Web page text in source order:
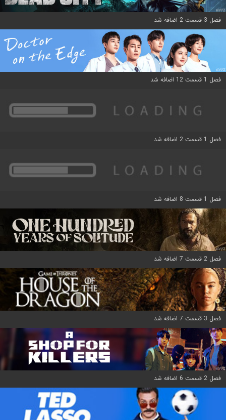
فصل 3 قسمت 2 اضافه شد
فصل 1 قسمت 12 اضافه شد
فصل 1 قسمت 2 اضافه شد
فصل 1 قسمت 8 اضافه شد
فصل 2 قسمت 7 اضافه شد
فصل 3 قسمت 7 اضافه شد
فصل 2 قسمت 6 اضافه شد